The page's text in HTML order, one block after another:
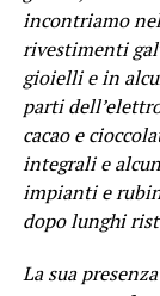
incontriamo
rivestimenti
gioielli e in
parti
cacao e
integrali e
impianti e
dopo lunghi
La sua